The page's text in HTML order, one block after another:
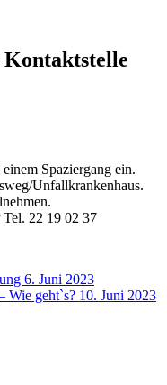
Spaziergang ein.
Unfallkrankenhaus.
22 19 02 37
6. Juni 2023
Wie geht`s? 10. Juni 2023